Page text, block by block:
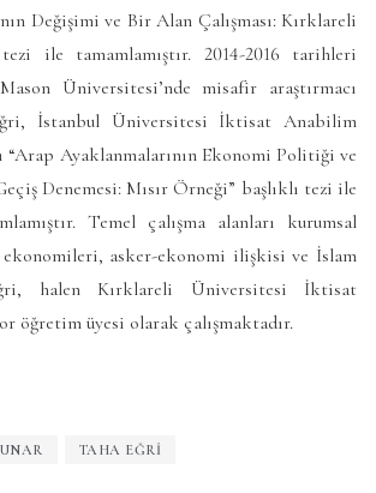
Değişimi ve Bir Alan Çalışması: Kırklareli
ile tamamlamıştır. 2014-2016 tarihleri
Üniversitesi’nde misafir araştırmacı
İstanbul Üniversitesi İktisat Anabilim
“Arap Ayaklanmalarının Ekonomi Politiği ve
Denemesi: Mısır Örneği” başlıklı tezi ile
Temel çalışma alanları kurumsal
asker-ekonomi ilişkisi ve İslam
halen Kırklareli Üniversitesi İktisat
öğretim üyesi olarak çalışmaktadır.
TAHA EĞRI